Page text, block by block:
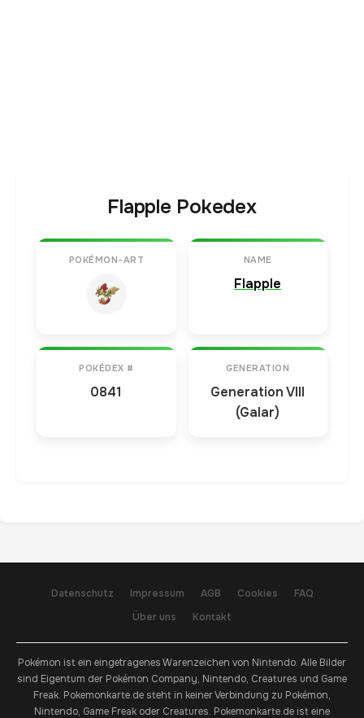
Flapple Pokedex
POKÉMON-ART NAME
Flapple
POKÉDEX #
0841
GENERATION
Generation VIII
(Galar)
Datenschutz Impressum AGB Cookies
FAQ
Über uns
Kontakt
Pokémon ist ein eingetragenes Warenzeichen von Nintendo. Alle Bilder
sind Eigentum der Pokémon Company, Nintendo, Creatures und Game
Freak. Pokemonkarte.de steht in keiner Verbindung zu Pokémon,
Nintendo, Game Freak oder Creatures. Pokemonkarte.de ist eine